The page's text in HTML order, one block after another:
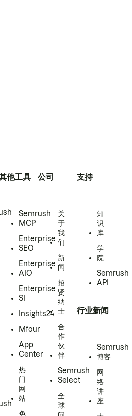
他工具
Semrush
MCP
Enterprise
SEO
Enterprise
AIO
Enterprise
SI
Insights24
Mfour
App
Center
热
门
网
站
免
公司
关
于
我
们
新
闻
招
贤
纳
士
合
作
伙
伴
Semrush
Select
全
球
支持
知
识
库
学
院
Semrush
API
行业新闻
Semrush
博客
网
络
讲
座